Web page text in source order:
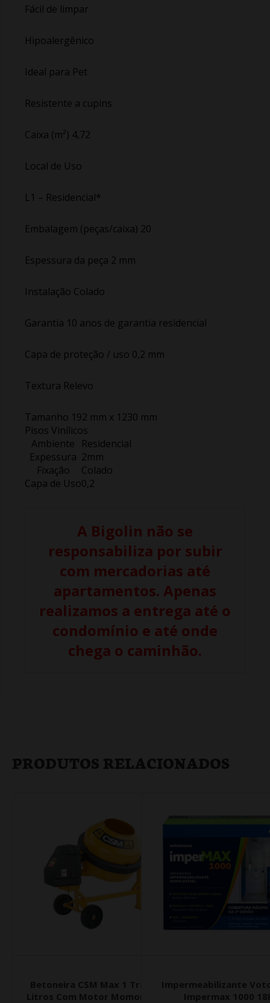
PRODUTOS RELACIONADOS
Fácil de limpar
Hipoalergênico
Ideal para Pet
Resistente a cupins
Caixa (m²) 4,72
Local de Uso
L1 – Residencial*
Embalagem (peças/caixa) 20
Espessura da peça 2 mm
Instalação Colado
Garantia 10 anos de garantia residencial
Capa de proteção / uso 0,2 mm
Textura Relevo
Tamanho 192 mm x 1230 mm
Pisos Vinílicos
Ambiente
Residencial
Expessura 2mm
Fixação
Colado
Capa de Uso0,2
A Bigolin não se
responsabiliza por subir
com mercadorias até
apartamentos. Apenas
realizamos a entrega até o
condomínio e até onde
chega o caminhão.